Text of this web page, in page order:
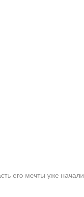
его мечты уже начали